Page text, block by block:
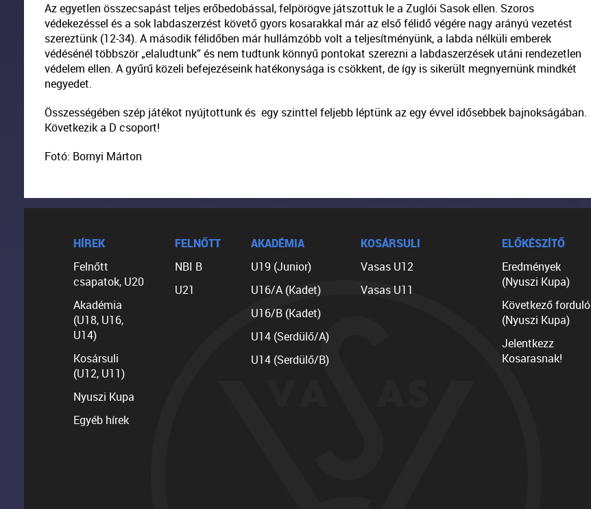
Az egyetlen összecsapást teljes erőbedobással, felpörögve játszottuk le a Zuglói Sasok ellen. Szoros
védekezéssel és a sok labdaszerzést követő gyors kosarakkal már az első félidő végére nagy arányú vezetést
szereztünk (12-34). A második félidőben már hullámzóbb volt a teljesítményünk, a labda nélküli emberek
védésénél többször „elaludtunk” és nem tudtunk könnyű pontokat szerezni a labdaszerzések utáni rendezetlen
védelem ellen. A gyűrű közeli befejezéseink hatékonysága is csökkent, de így is sikerült megnyernünk mindkét
negyedet.
Összességében szép játékot nyújtottunk és egy szinttel feljebb léptünk az egy évvel idősebbek bajnokságában.
Következik a D csoport!
Fotó: Bornyi Márton
HÍREK
Felnőtt
csapatok, U20
Akadémia
(U18, U16,
U14)
Kosársuli
(U12, U11)
Nyuszi Kupa
Egyéb hírek
FELNŐTT
NBI B
U21
AKADÉMIA
U19 (Junior)
U16/A (Kadet)
U16/B (Kadet)
U14 (Serdülő/A)
U14 (Serdülő/B)
KOSÁRSULI
Vasas U12
Vasas U11
ELŐKÉSZÍTŐ
Eredmények
(Nyuszi Kupa)
Következő forduló
(Nyuszi Kupa)
Jelentkezz
Kosarasnak!